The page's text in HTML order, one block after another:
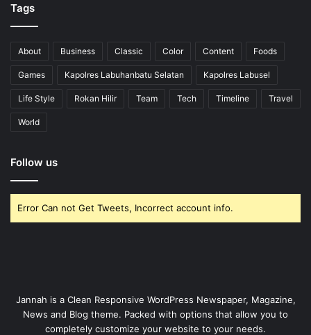
Tags
About Business Classic Color Content Foods
Games Kapolres Labuhanbatu Selatan Kapolres Labusel
Life Style Rokan Hilir Team Tech Timeline Travel
World
Follow us
Error Can not Get Tweets, Incorrect account info.
Jannah is a Clean Responsive WordPress Newspaper, Magazine,
News and Blog theme. Packed with options that allow you to
completely customize your website to your needs.